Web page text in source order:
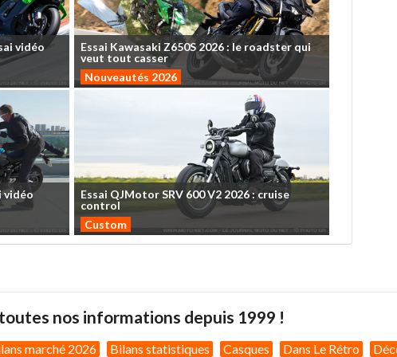
vidéo
Essai Kawasaki Z650S2026:le roadster qui
veut tout casser
Nouveautés 2026
vidéo
Essai QJMotorSRV 600V2 2026: cruise
control
Custom
toutes nos informations depuis 1999 !
marché 2026 Bilans statistiques Casques Dans Le Rétro